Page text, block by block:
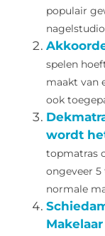
populair
spelen
maakt van
ook
wordt
topmatras
ongeveer
normale